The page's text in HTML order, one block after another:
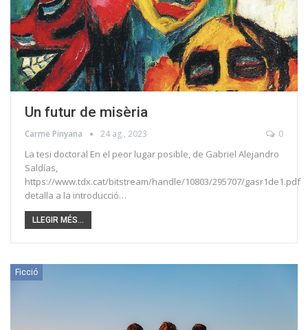
Un futur de misèria
Carme Pinyana 24 ag., 2023 0
La tesi doctoral En el peor lugar posible, de Gabriel Alejandro
Saldías,
https://www.tdx.cat/bitstream/handle/10803/295707/gasr1de1.pdf
detalla a la introducció…
LLEGIR MÉS...
Ficció